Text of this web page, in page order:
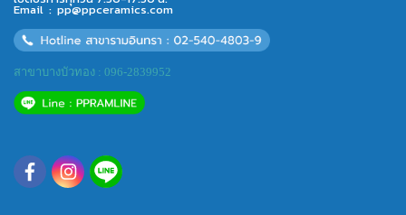
Email : pp@ppceramics.com
สาขาบางบัวทอง : 096-2839952